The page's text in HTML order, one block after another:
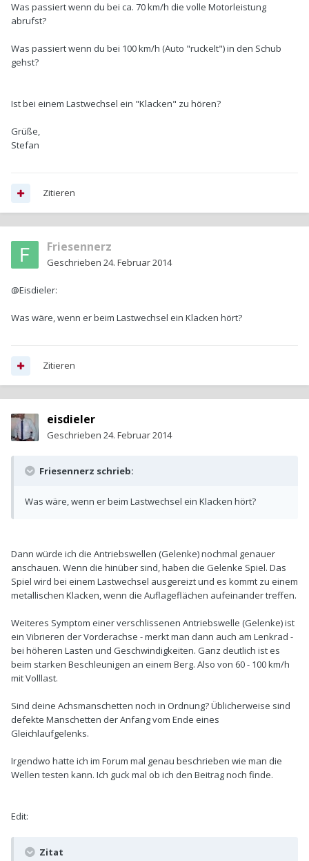
Was passiert wenn du bei ca. 70 km/h die volle Motorleistung
abrufst?
Was passiert wenn du bei 100 km/h (Auto "ruckelt") in den Schub
gehst?
Ist bei einem Lastwechsel ein "Klacken" zu hören?
Grüße,
Stefan
Zitieren
Friesennerz
Geschrieben 24. Februar 2014
@Eisdieler:
Was wäre, wenn er beim Lastwechsel ein Klacken hört?
Zitieren
eisdieler
Geschrieben 24. Februar 2014
Friesennerz schrieb:
Was wäre, wenn er beim Lastwechsel ein Klacken hört?
Dann würde ich die Antriebswellen (Gelenke) nochmal genauer
anschauen. Wenn die hinüber sind, haben die Gelenke Spiel. Das
Spiel wird bei einem Lastwechsel ausgereizt und es kommt zu einem
metallischen Klacken, wenn die Auflageflächen aufeinander treffen.
Weiteres Symptom einer verschlissenen Antriebswelle (Gelenke) ist
ein Vibrieren der Vorderachse - merkt man dann auch am Lenkrad -
bei höheren Lasten und Geschwindigkeiten. Ganz deutlich ist es
beim starken Beschleunigen an einem Berg. Also von 60 - 100 km/h
mit Volllast.
Sind deine Achsmanschetten noch in Ordnung? Üblicherweise sind
defekte Manschetten der Anfang vom Ende eines
Gleichlaufgelenks.
Irgendwo hatte ich im Forum mal genau beschrieben wie man die
Wellen testen kann. Ich guck mal ob ich den Beitrag noch finde.
Edit:
Zitat